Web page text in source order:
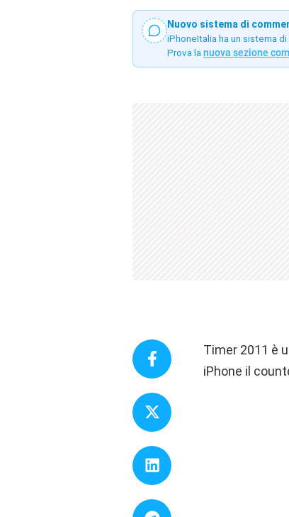
Nuovo sistema di
iPhoneItalia ha un sistema
Prova la nuova sezione
Timer 2011 è
iPhone il